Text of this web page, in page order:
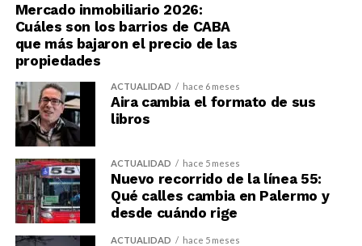
Mercado inmobiliario 2026:
Cuáles son los barrios de CABA
que más bajaron el precio de las
propiedades
ACTUALIDAD hace 6 meses
Aira cambia el formato de sus
libros
ACTUALIDAD hace 5 meses
Nuevo recorrido de la línea 55:
Qué calles cambia en Palermo y
desde cuándo rige
ACTUALIDAD hace 5 meses